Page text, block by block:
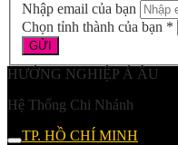
Nhập email của bạn
Chọn tỉnh thành của bạn *
HƯỚNG NGHIỆP Á ÂU
Hệ Thống Chi Nhánh
TP. HỒ CHÍ MINH